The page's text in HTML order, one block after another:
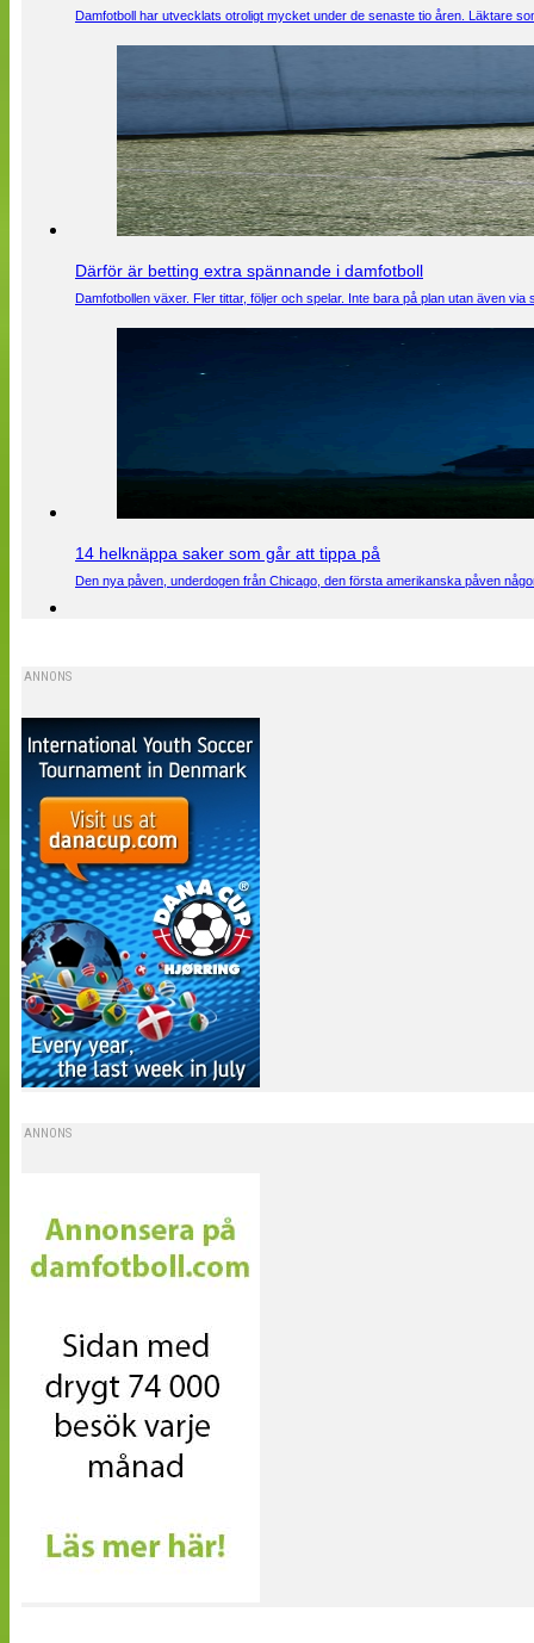
Damfotboll har utvecklats otroligt mycket under de senaste tio åren. Läktare
Därför är betting extra spännande i damfotboll
Damfotbollen växer. Fler tittar, följer och spelar. Inte bara på plan utan även
14 helknäppa saker som går att tippa på
Den nya påven, underdogen från Chicago, den första amerikanska påven
ANNONS
ANNONS